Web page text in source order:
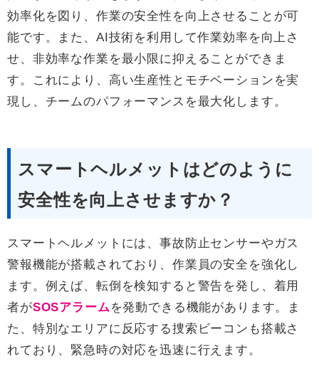
効率化を図り、作業の安全性を向上させることが可
能です。また、AI技術を利用して作業効率を向上さ
せ、非効率な作業を最小限に抑えることができま
す。これにより、高い生産性とモチベーションを実
現し、チームのパフォーマンスを最大化します。
スマートヘルメットはどのように
安全性を向上させますか？
スマートヘルメットには、事故防止センサーやガス
警報機能が搭載されており、作業員の安全を強化し
ます。例えば、転倒を検知すると警告を発し、着用
者がSOSアラームを発動できる機能があります。ま
た、特別なエリアに反応する捜索ビーコンも搭載さ
れており、緊急時の対応を迅速に行えます。